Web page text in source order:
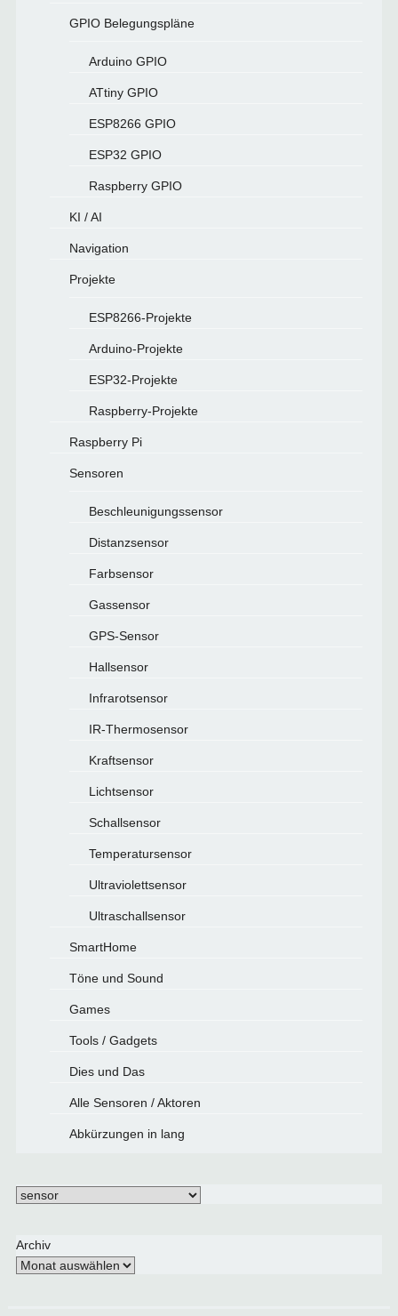
GPIO Belegungspläne
Arduino GPIO
ATtiny GPIO
ESP8266 GPIO
ESP32 GPIO
Raspberry GPIO
KI / AI
Navigation
Projekte
ESP8266-Projekte
Arduino-Projekte
ESP32-Projekte
Raspberry-Projekte
Raspberry Pi
Sensoren
Beschleunigungssensor
Distanzsensor
Farbsensor
Gassensor
GPS-Sensor
Hallsensor
Infrarotsensor
IR-Thermosensor
Kraftsensor
Lichtsensor
Schallsensor
Temperatursensor
Ultraviolettsensor
Ultraschallsensor
SmartHome
Töne und Sound
Games
Tools / Gadgets
Dies und Das
Alle Sensoren / Aktoren
Abkürzungen in lang
Schlagwörter
Archiv